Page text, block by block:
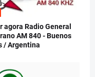
agora Radio General
AM 840 - Buenos
/ Argentina